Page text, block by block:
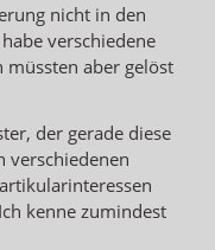
nicht in den
verschiedene
müssten aber gelöst
der gerade diese
verschiedenen
kenne zumindest